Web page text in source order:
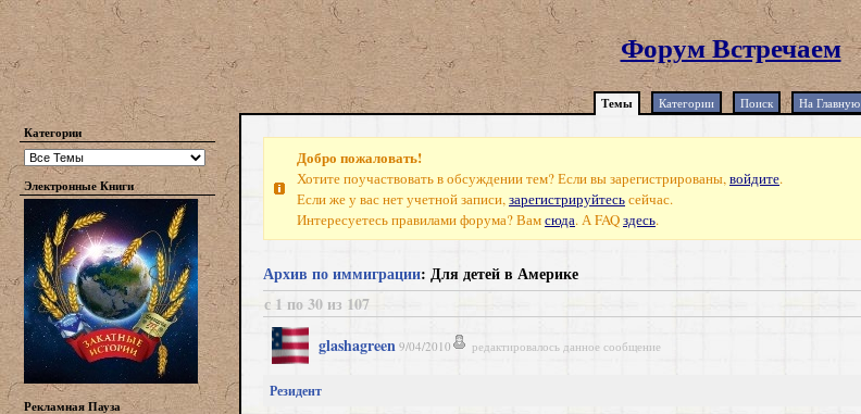
Форум Встречаем
Темы Категории Поиск На Главную
Категории
Электронные Книги
Рекламная Пауза
Добро пожаловать!
Хотите поучаствовать в обсуждении тем? Если вы зарегистрированы,войдите.
Если же у вас нет учетной записи,зарегистрируйтесьсейчас.
Интересуетесь правилами форума? Вамсюда. А FAQздесь.
Архив по иммиграции: Для детей в Америке
с 1 по 30 из 107
glashagreen 9/04/2010 редактировалось данное сообщение
Резидент